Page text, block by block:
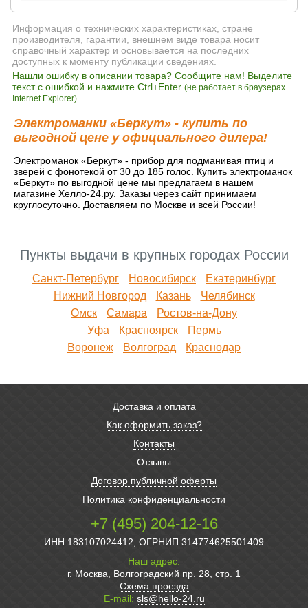
Информация о технических характеристиках, стране
производителя, гарантии, внешнем виде товара носит
справочный характер и основывается на последних
доступных к моменту публикации сведениях.
Нашли ошибку в описании товара? Сообщите нам! Выделите
текст с ошибкой и нажмите Ctrl+Enter (не работает в браузерах
Internet Explorer)
Электроманки «Беркут» - купить по
выгодной цене у официального дилера!
Электроманок «Беркут» - прибор для подманивая птиц и
зверей с фонотекой от 30 до 185 голос. Купить электроманок
«Беркут» по выгодной цене мы предлагаем в нашем
магазине Хелло-24.ру. Заказы через сайт принимаем
круглосуточно. Доставляем по Москве и всей России!
Пункты выдачи в крупных городах России
Санкт-Петербург Новосибирск
Екатеринбург
Нижний Новгород
Казань
Челябинск
Омск
Самара
Ростов-на-Дону
Уфа
Красноярск
Пермь
Воронеж
Волгоград Краснодар
Доставка и оплата
Как оформить заказ?
Контакты
Отзывы
Договор публичной оферты
Политика конфиденциальности
+7 (495) 204-12-16
ИНН 183107024412, ОГРНИП 314774625501409
Наш адрес:
г. Москва, Волгоградский пр. 28, стр. 1
Схема проезда
E-mail: sls@hello-24.ru